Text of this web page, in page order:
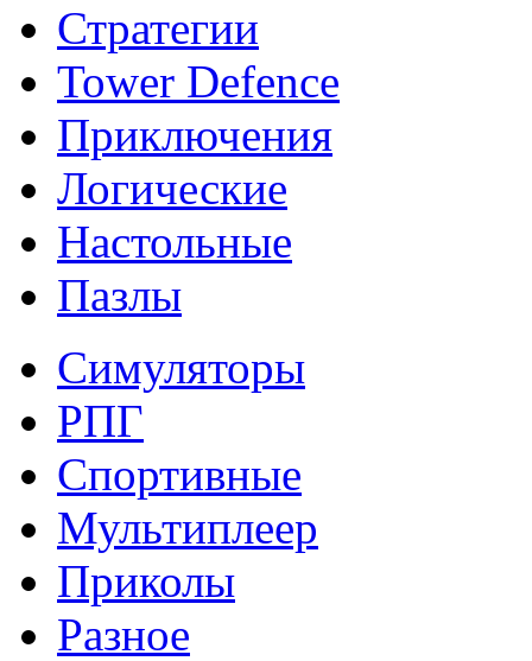
Стратегии
Tower Defence
Приключения
Логические
Настольные
Пазлы
Симуляторы
РПГ
Спортивные
Мультиплеер
Приколы
Разное